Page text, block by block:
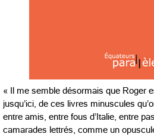
« Il me semble désormais que Roger
jusqu’ici, de ces livres minuscules
entre amis, entre fous d’Italie, entre
camarades lettrés, comme un